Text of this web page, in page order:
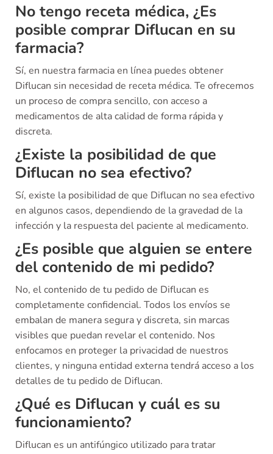
No tengo receta médica, ¿Es
posible comprar Diflucan en su
farmacia?
Sí, en nuestra farmacia en línea puedes obtener
Diflucan sin necesidad de receta médica. Te ofrecemos
un proceso de compra sencillo, con acceso a
medicamentos de alta calidad de forma rápida y
discreta.
¿Existe la posibilidad de que
Diflucan no sea efectivo?
Sí, existe la posibilidad de que Diflucan no sea efectivo
en algunos casos, dependiendo de la gravedad de la
infección y la respuesta del paciente al medicamento.
¿Es posible que alguien se entere
del contenido de mi pedido?
No, el contenido de tu pedido de Diflucan es
completamente confidencial. Todos los envíos se
embalan de manera segura y discreta, sin marcas
visibles que puedan revelar el contenido. Nos
enfocamos en proteger la privacidad de nuestros
clientes, y ninguna entidad externa tendrá acceso a los
detalles de tu pedido de Diflucan.
¿Qué es Diflucan y cuál es su
funcionamiento?
Diflucan es un antifúngico utilizado para tratar